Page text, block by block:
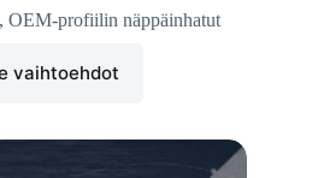
OEM-profiilin näppäinhatut
vaihtoehdot